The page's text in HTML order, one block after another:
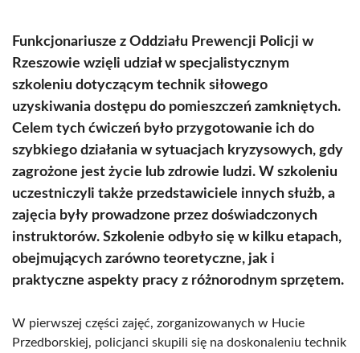
Funkcjonariusze z Oddziału Prewencji Policji w
Rzeszowie wzięli udział w specjalistycznym
szkoleniu dotyczącym technik siłowego
uzyskiwania dostępu do pomieszczeń zamkniętych.
Celem tych ćwiczeń było przygotowanie ich do
szybkiego działania w sytuacjach kryzysowych, gdy
zagrożone jest życie lub zdrowie ludzi. W szkoleniu
uczestniczyli także przedstawiciele innych służb, a
zajęcia były prowadzone przez doświadczonych
instruktorów. Szkolenie odbyło się w kilku etapach,
obejmujących zarówno teoretyczne, jak i
praktyczne aspekty pracy z różnorodnym sprzętem.
W pierwszej części zajęć, zorganizowanych w Hucie
Przedborskiej, policjanci skupili się na doskonaleniu technik